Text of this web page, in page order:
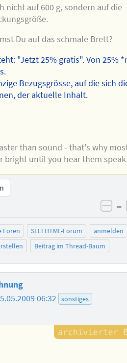
nicht auf 600 g, sondern auf die
Du auf das schmale Brett?
"Jetzt 25% gratis". Von 25%
Bezugsgrösse, auf die sich
der aktuelle Inhalt.
than sound - that's why
bright until you hear them
–
Foren SELFHTML-Forum
anmelden
Beitrag im Thread-Baum
06:32 sonstiges